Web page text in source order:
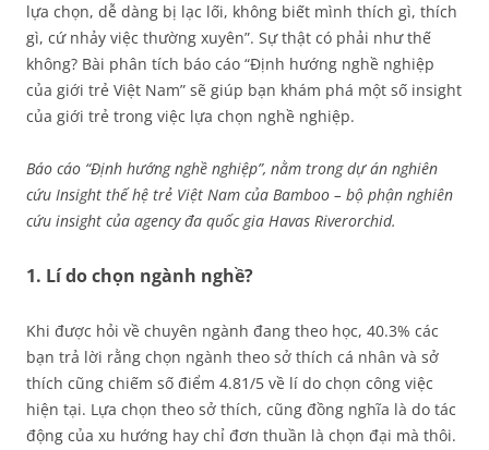
lựa chọn, dễ dàng bị lạc lối, không biết mình thích gì, thích
gì, cứ nhảy việc thường xuyên”. Sự thật có phải như thế
không? Bài phân tích báo cáo “Định hướng nghề nghiệp
của giới trẻ Việt Nam” sẽ giúp bạn khám phá một số insight
của giới trẻ trong việc lựa chọn nghề nghiệp.
Báo cáo “Định hướng nghề nghiệp”, nằm trong dự án nghiên
cứu Insight thế hệ trẻ Việt Nam của Bamboo – bộ phận nghiên
cứu insight của agency đa quốc gia Havas Riverorchid.
1. Lí do chọn ngành nghề?
Khi được hỏi về chuyên ngành đang theo học, 40.3% các
bạn trả lời rằng chọn ngành theo sở thích cá nhân và sở
thích cũng chiếm số điểm 4.81/5 về lí do chọn công việc
hiện tại. Lựa chọn theo sở thích, cũng đồng nghĩa là do tác
động của xu hướng hay chỉ đơn thuần là chọn đại mà thôi.